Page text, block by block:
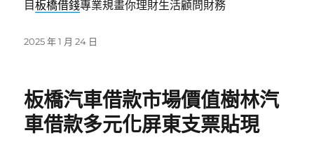
目板橋借錢專業規畫你理財生活顧問財務
發
2025 年 1 月 24 日
板橋汽車借款市場價值樹林汽
車借款多元化屏東支票貼現